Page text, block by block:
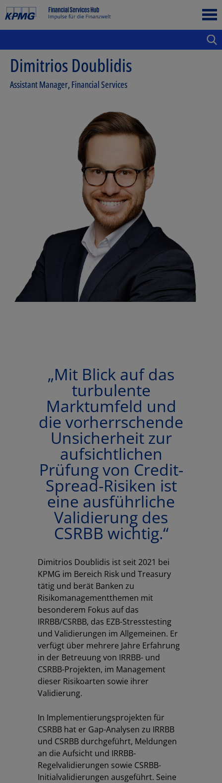
Dimitrios Doublidis
Assistant Manager, Financial Services
„Mit Blick auf das
turbulente
Marktumfeld und
die vorherrschende
Unsicherheit zur
aufsichtlichen
Prüfung von Credit-
Spread-Risiken ist
eine ausführliche
Validierung des
CSRBB wichtig.“
Dimitrios Doublidis ist seit 2021 bei
KPMG im Bereich Risk und Treasury
tätig und berät Banken zu
Risikomanagementthemen mit
besonderem Fokus auf das
IRRBB/CSRBB, das EZB-Stresstesting
und Validierungen im Allgemeinen. Er
verfügt über mehrere Jahre Erfahrung
in der Betreuung von IRRBB- und
CSRBB-Projekten, im Management
dieser Risikoarten sowie ihrer
Validierung.
In Implementierungsprojekten für
CSRBB hat er Gap-Analysen zu IRRBB
und CSRBB durchgeführt, Meldungen
an die Aufsicht und IRRBB-
Regelvalidierungen sowie CSRBB-
Initialvalidierungen ausgeführt. Seine